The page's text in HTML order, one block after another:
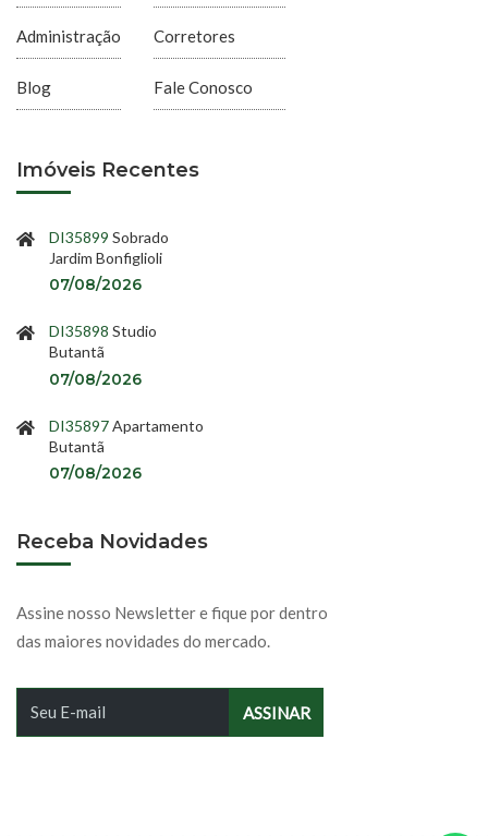
Administração
Blog
Corretores
Fale Conosco
Imóveis Recentes
DI35899 Sobrado
Jardim Bonfiglioli
07/08/2026
DI35898 Studio
Butantã
07/08/2026
DI35897Apartamento
Butantã
07/08/2026
Receba Novidades
Assine nosso Newsletter e fique por dentro
das maiores novidades do mercado.